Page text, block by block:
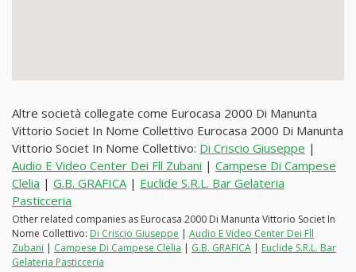
Altre società collegate come Eurocasa 2000 Di Manunta
Vittorio Societ In Nome Collettivo Eurocasa 2000 Di Manunta
Vittorio Societ In Nome Collettivo: Di Criscio Giuseppe |
Audio E Video Center Dei Fll Zubani | Campese Di Campese
Clelia | G.B. GRAFICA| Euclide S.R.L. Bar Gelateria
Pasticceria
Other related companies as Eurocasa 2000 Di Manunta Vittorio Societ In
Nome Collettivo: Di Criscio Giuseppe | Audio E Video Center Dei Fll
Zubani | Campese Di Campese Clelia | G.B. GRAFICA | Euclide S.R.L. Bar
Gelateria Pasticceria